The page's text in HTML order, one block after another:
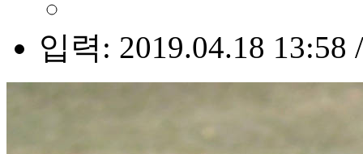
입력: 2019.04.18 13:58